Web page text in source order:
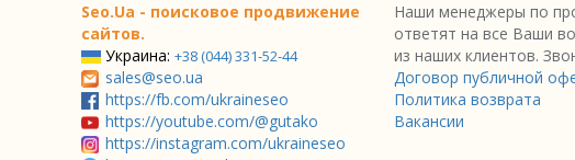
Seo.Ua - поисковое продвижение
сайтов.
Украина: +38 (044) 331-52-44
sales@seo.ua
https://fb.com/ukraineseo
https://youtube.com/@gutako
https://instagram.com/ukraineseo
Наши менеджеры по
ответят на все Ваши
из наших клиентов.
Договор публичной
Политика возврата
Вакансии